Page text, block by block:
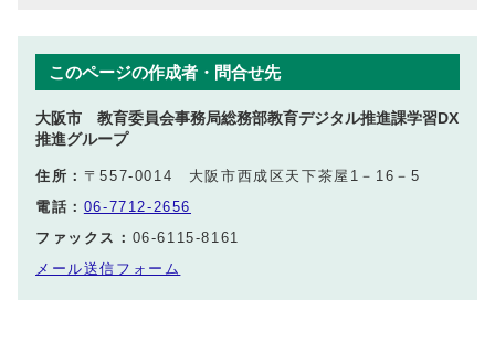
このページの作成者・問合せ先
大阪市 教育委員会事務局総務部教育デジタル推進課学習DX
推進グループ
住所： 〒557-0014 大阪市西成区天下茶屋1－16－5
電話： 06-7712-2656
ファックス： 06-6115-8161
メール送信フォーム